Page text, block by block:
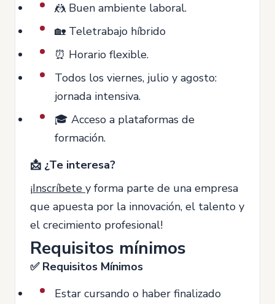
🤼 Buen ambiente laboral.
🏡 Teletrabajo híbrido
⏰ Horario flexible.
Todos los viernes, julio y agosto:
jornada intensiva.
🎓 Acceso a plataformas de
formación.
📩 ¿Te interesa?
¡Inscríbete y forma parte de una empresa
que apuesta por la innovación, el talento y
el crecimiento profesional!
Requisitos mínimos
✅ Requisitos Mínimos
Estar cursando o haber finalizado